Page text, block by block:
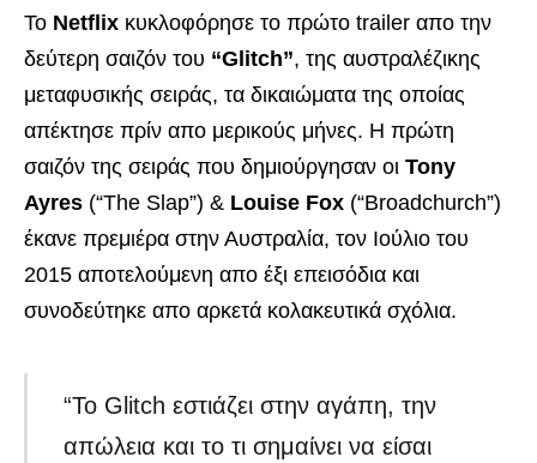
Το Netflix κυκλοφόρησε το πρώτο trailer απο την
δεύτερη σαιζόν του “Glitch”, της αυστραλέζικης
μεταφυσικής σειράς, τα δικαιώματα της οποίας
απέκτησε πρίν απο μερικούς μήνες. Η πρώτη
σαιζόν της σειράς που δημιούργησαν οι Tony
Ayres (“The Slap”) & Louise Fox (“Broadchurch”)
έκανε πρεμιέρα στην Αυστραλία, τον Ιούλιο του
2015 αποτελούμενη απο έξι επεισόδια και
συνοδεύτηκε απο αρκετά κολακευτικά σχόλια.
“Το Glitch εστιάζει στην αγάπη, την
απώλεια και το τι σημαίνει να είσαι